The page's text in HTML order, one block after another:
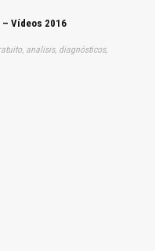
Vídeos 2016
analisis, diagnósticos,